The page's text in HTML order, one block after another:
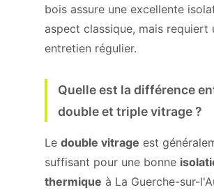
bois assure une excellente
aspect classique, mais requiert
entretien régulier.
Quelle est la différence
double et triple vitrage ?
Le double vitrage est
suffisant pour une bonne
thermique à La Guerche-sur-